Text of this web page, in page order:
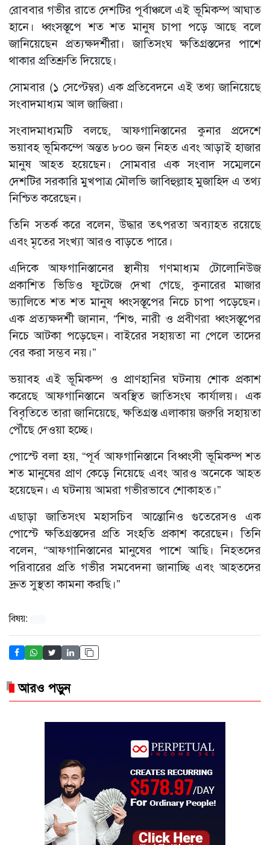
রোববার গভীর রাতে দেশটির পূর্বাঞ্চলে এই ভূমিকম্প আঘাত
হানে। ধ্বংসস্তূপে শত শত মানুষ চাপা পড়ে আছে বলে
জানিয়েছেন প্রত্যক্ষদর্শীরা। জাতিসংঘ ক্ষতিগ্রস্তদের পাশে
থাকার প্রতিশ্রুতি দিয়েছে।
সোমবার (১ সেপ্টেম্বর) এক প্রতিবেদনে এই তথ্য জানিয়েছে
সংবাদমাধ্যম আল জাজিরা।
সংবাদমাধ্যমটি বলছে, আফগানিস্তানের কুনার প্রদেশে
ভয়াবহ ভূমিকম্পে অন্তত ৮০০ জন নিহত এবং আড়াই হাজার
মানুষ আহত হয়েছেন। সোমবার এক সংবাদ সম্মেলনে
দেশটির সরকারি মুখপাত্র মৌলভি জাবিহুল্লাহ মুজাহিদ এ তথ্য
নিশ্চিত করেছেন।
তিনি সতর্ক করে বলেন, উদ্ধার তৎপরতা অব্যাহত রয়েছে
এবং মৃতের সংখ্যা আরও বাড়তে পারে।
এদিকে আফগানিস্তানের স্থানীয় গণমাধ্যম টোলোনিউজ
প্রকাশিত ভিডিও ফুটেজে দেখা গেছে, কুনারের মাজার
ভ্যালিতে শত শত মানুষ ধ্বংসস্তূপের নিচে চাপা পড়েছেন।
এক প্রত্যক্ষদর্শী জানান, “শিশু, নারী ও প্রবীণরা ধ্বংসস্তূপের
নিচে আটকা পড়েছেন। বাইরের সহায়তা না পেলে তাদের
বের করা সম্ভব নয়।”
ভয়াবহ এই ভূমিকম্প ও প্রাণহানির ঘটনায় শোক প্রকাশ
করেছে আফগানিস্তানে অবস্থিত জাতিসংঘ কার্যালয়। এক
বিবৃতিতে তারা জানিয়েছে, ক্ষতিগ্রস্ত এলাকায় জরুরি সহায়তা
পৌঁছে দেওয়া হচ্ছে।
পোস্টে বলা হয়, “পূর্ব আফগানিস্তানে বিধ্বংসী ভূমিকম্প শত
শত মানুষের প্রাণ কেড়ে নিয়েছে এবং আরও অনেকে আহত
হয়েছেন। এ ঘটনায় আমরা গভীরভাবে শোকাহত।”
এছাড়া জাতিসংঘ মহাসচিব আন্তোনিও গুতেরেসও এক
পোস্টে ক্ষতিগ্রস্তদের প্রতি সংহতি প্রকাশ করেছেন। তিনি
বলেন, “আফগানিস্তানের মানুষের পাশে আছি। নিহতদের
পরিবারের প্রতি গভীর সমবেদনা জানাচ্ছি এবং আহতদের
দ্রুত সুস্থতা কামনা করছি।”
বিষয়:
আরও পড়ুন